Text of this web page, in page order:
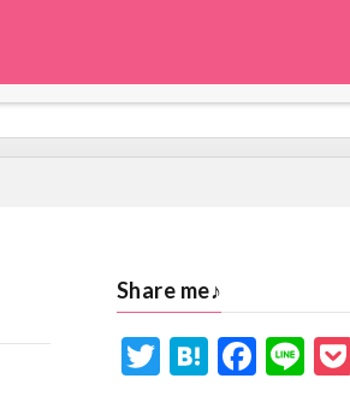
Share me♪
T H F Li